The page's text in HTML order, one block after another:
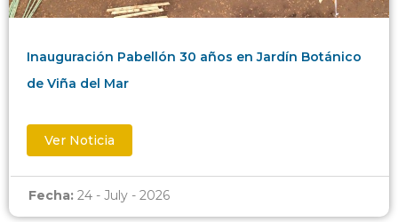
Inauguración Pabellón 30 años en Jardín Botánico
de Viña del Mar
Ver Noticia
Fecha: 24 - July - 2026